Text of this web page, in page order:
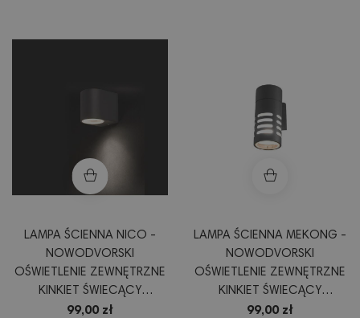
LAMPA ŚCIENNA NICO -
NOWODVORSKI
OŚWIETLENIE ZEWNĘTRZNE
KINKIET ŚWIECĄCY
JEDNOKIERUNKOWO
99,00 zł
LAMPA ŚCIENNA MEKONG -
NOWODVORSKI
OŚWIETLENIE ZEWNĘTRZNE
KINKIET ŚWIECĄCY
JEDNOKIERUNKOWO
99,00 zł